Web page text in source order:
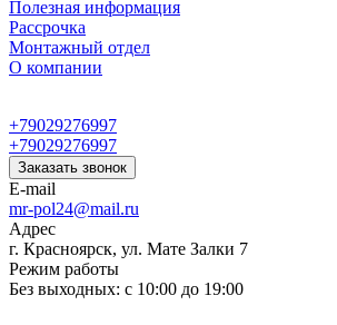
Полезная информация
Рассрочка
Монтажный отдел
О компании
+79029276997
+79029276997
Заказать звонок
E-mail
mr-pol24@mail.ru
Адрес
г. Красноярск, ул. Мате Залки 7
Режим работы
Без выходных: с 10:00 до 19:00